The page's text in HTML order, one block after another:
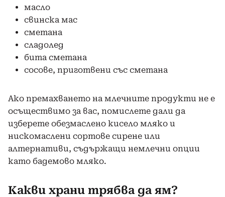
масло
свинска мас
сметана
сладолед
бита сметана
сосове, приготвени със сметана
Ако премахването на млечните продукти не е
осъществимо за вас, помислете дали да
изберете обезмаслено кисело мляко и
нискомаслени сортове сирене или
алтернативи, съдържащи немлечни опции
като бадемово мляко.
Какви храни трябва да ям?